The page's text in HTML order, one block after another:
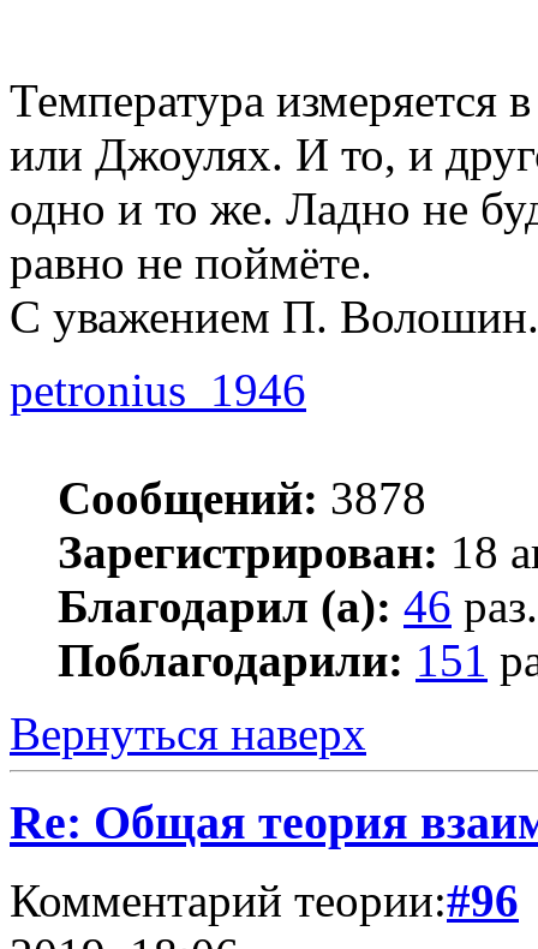
Температура измеряется
или Джоулях. И то, и
одно и то же. Ладно не
равно не поймёте.
С уважением П. Волошин.
petronius_1946
Сообщений: 3878
Зарегистрирован: 18
Благодарил (а): 46 раз.
Поблагодарили: 151
Вернуться наверх
Re: Общая теория
Комментарий теории:#96